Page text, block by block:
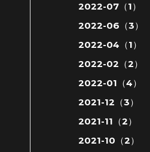
2022-07（1）
2022-06（3）
2022-04（1）
2022-02（2）
2022-01（4）
2021-12（3）
2021-11（2）
2021-10（2）